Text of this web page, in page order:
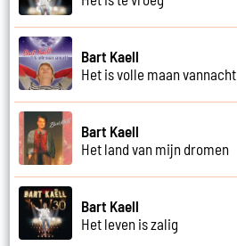
Bart Kaell
Het is volle maan vannacht
Bart Kaell
Het land van mijn dromen
Bart Kaell
Het leven is zalig